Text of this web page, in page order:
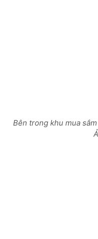
Bên trong khu mua